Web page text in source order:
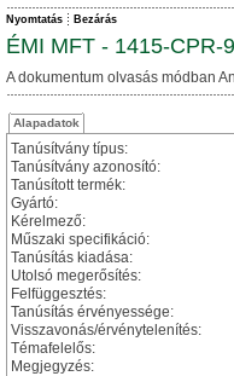
Nyomtatás Bezárás
ÉMI MFT - 1415-CPR-
A dokumentum olvasás módban
Alapadatok
Tanúsítvány típus:
Tanúsítvány azonosító:
Tanúsított termék:
Gyártó:
Kérelmező:
Műszaki specifikáció:
Tanúsítás kiadása:
Utolsó megerősítés:
Felfüggesztés:
Tanúsítás érvényessége:
Visszavonás/érvénytelenítés:
Témafelelős:
Megjegyzés: